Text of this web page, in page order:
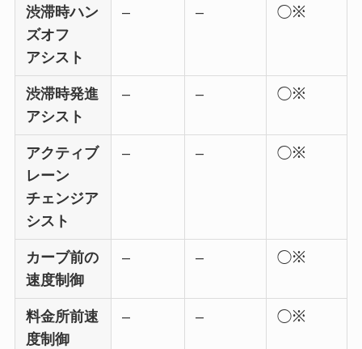
渋滞時ハン
ズオフ
アシスト
– – ◯※
渋滞時発進
アシスト
– – ◯※
アクティブ
レーン
チェンジア
シスト
– – ◯※
カーブ前の
速度制御
– – ◯※
料金所前速
度制御
– – ◯※